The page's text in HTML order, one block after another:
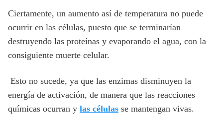
Ciertamente, un aumento así de temperatura no puede
ocurrir en las células, puesto que se terminarían
destruyendo las proteínas y evaporando el agua, con la
consiguiente muerte celular.
Esto no sucede, ya que las enzimas disminuyen la
energía de activación, de manera que las reacciones
químicas ocurran y las células se mantengan vivas.